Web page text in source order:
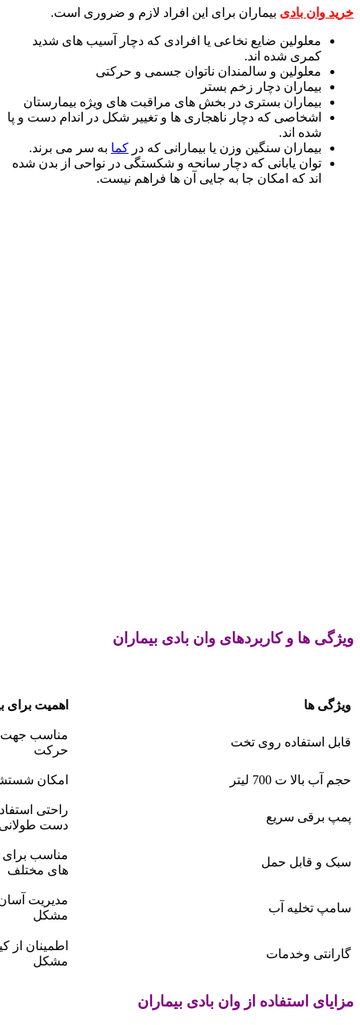
خرید وان بادی بیماران برای این افراد لازم و ضروری است.
معلولین ضایع نخاعی یا افرادی که دچار آسیب های شدید
کمری شده اند.
معلولین و سالمندان ناتوان جسمی و حرکتی
بیماران دچار زخم بستر
بیماران بستری در بخش های مراقبت های ویژه بیمارستان
اشخاصی که دچار ناهجاری ها و تغییر شکل در اندام دست و پا
شده اند.
بیماران سنگین وزن یا بیمارانی که در کما به سر می برند.
توان یابانی که دچار سانحه و شکستگی در نواحی از بدن شده
اند که امکان جا به جایی آن ها فراهم نیست.
ویژگی ها و کاربردهای وان بادی بیماران
ویژگی ها اهمیت برای
قابل استفاده روی تخت
مناسب جهت
حرکت
حجم آب بالا ت 700 لیتر امکان
پمپ برقی سریع
راحتی
دست
سبک و قابل حمل
مناسب برای
های مختلف
سامپ تخلیه آب
مدیریت
مشکل
گارانتی وخدمات
اطمینان
مشکل
مزایای استفاده از وان بادی بیماران